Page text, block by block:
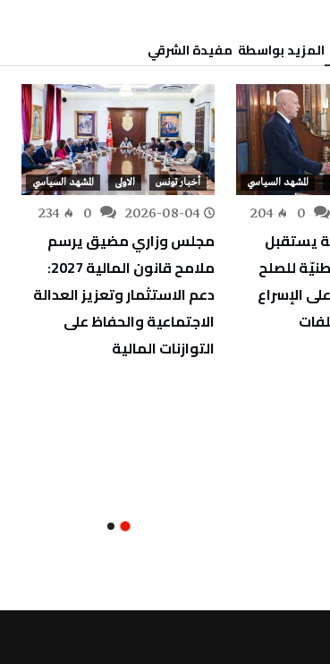
‫‫المزيد بواسطة‬ ‬ مفيدة الشرقي
المشهد السياسي
204
يستقبل
للصلح
الإسراع
أخبار تونس الاولى المشهد السياسي
2026-08-04
234
مجلس وزاري مضيق يرسم
ملامح قانون المالية 2027:
دعم الاستثمار وتعزيز العدالة
الاجتماعية والحفاظ على
التوازنات المالية